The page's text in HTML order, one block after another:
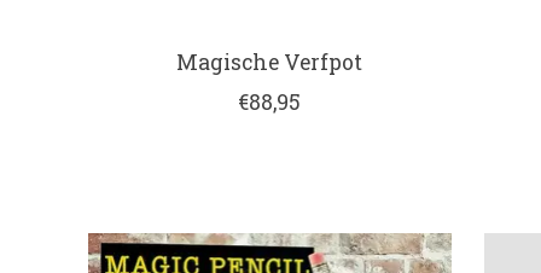
Magische Verfpot
€88,95